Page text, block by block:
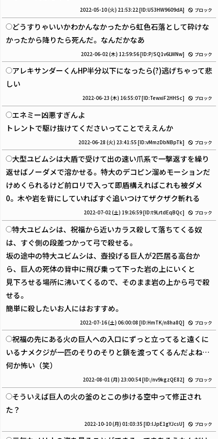
2022-05-10 (火) 21:53:22[ID:U53HW9609dA] ブロック
どうすりゃいいかわかんなかったから虹色石落として砕けな
かったから降りたら死んだ。なんだかなあ
2022-06-02 (木) 12:59:56[ID:P/SQ1v6LWNw] ブロック
アレキサンダーくんHP半分以下になったら(?)逃げちゃって悲
しい
2022-06-23 (木) 16:55:07[ID:TewxiF2HHSc] ブロック
エネミー凶悪すぎんよ
トレントで駆け抜けてくださいってことでええんか
2022-06-28 (火) 23:41:55 [ID:vMmzDbNBpTk] ブロック
大型ユビムシは大盾で受けて出の速い爪系で一撃返すを繰り
返せばノーダメで溶かせる。特大のデコピン溜めモーションだ
けめくられるけど前ロリで入って即盾構えればこれも被ダメ
0。木や岩を背にしていればすぐ追いつけてザクザク斬れる
2022-07-02 (土) 19:26:59[ID:t9LrtdEqBQc] ブロック
特大ユビムシは、祝福から近いカラス殺して落ちてくる奴
は、すぐ側の段差つかって弓で殺せる。
坂の途中の特大ユビムシは、壺投げる巨人が2匹居る高台か
ら、巨人の死体の背中に飛び乗って下った岩の上にいくと
見下ろせる場所に沸いてくるので、そのまま岩の上から弓で殺
せる。
簡単に殺したいお人にはおすすめ。
2022-07-16 (土) 06:00:08 [ID:HmTK/n8ha8Q] ブロック
祝福の先にある火の巨人への入口にずっと立ってると遠くに
いるナメクジが一匹のそりのそりと鎖を渡ってくるんだよね…
何か怖い（笑）
2022-08-01 (月) 23:00:54[ID:/nv9kgzQE82] ブロック
そういえば巨人の火の釜のとこの歩ける空中って修正され
た？
2022-10-10 (月) 01:03:35 [ID:lJpE1gYJcsU] ブロック